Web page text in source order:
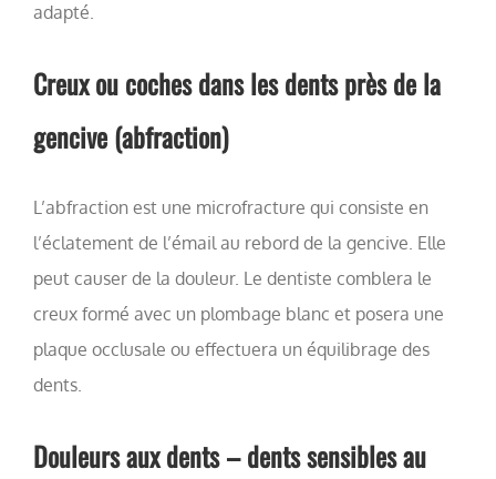
adapté.
Creux ou coches dans les dents près de la
gencive (abfraction)
L’abfraction est une microfracture qui consiste en
l’éclatement de l’émail au rebord de la gencive. Elle
peut causer de la douleur. Le dentiste comblera le
creux formé avec un plombage blanc et posera une
plaque occlusale ou effectuera un équilibrage des
dents.
Douleurs aux dents – dents sensibles au